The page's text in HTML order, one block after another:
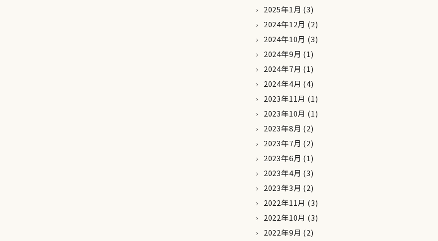
2025年1月 (3)
2024年12月 (2)
2024年10月 (3)
2024年9月 (1)
2024年7月 (1)
2024年4月 (4)
2023年11月 (1)
2023年10月 (1)
2023年8月 (2)
2023年7月 (2)
2023年6月 (1)
2023年4月 (3)
2023年3月 (2)
2022年11月 (3)
2022年10月 (3)
2022年9月 (2)